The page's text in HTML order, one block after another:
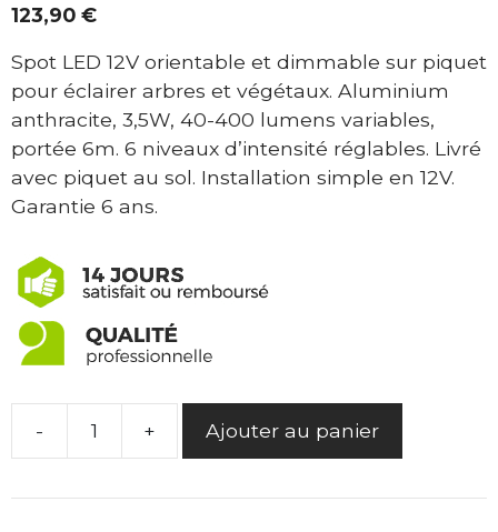
123,90 €
Spot LED 12V orientable et dimmable sur piquet
pour éclairer arbres et végétaux. Aluminium
anthracite, 3,5W, 40-400 lumens variables,
portée 6m. 6 niveaux d’intensité réglables. Livré
avec piquet au sol. Installation simple en 12V.
Garantie 6 ans.
-
quantité
Spot
+ Ajouter au panier